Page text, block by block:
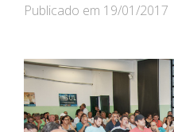
Publicado em 19/01/2017